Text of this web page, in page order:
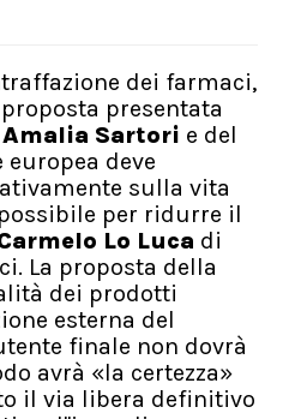
dei farmaci,
presentata
Amalia Sartori e del
europea deve
sulla vita
per ridurre il
Lo Luca di
La proposta della
dei prodotti
esterna del
finale non dovrà
avrà «la certezza»
il via libera definitivo